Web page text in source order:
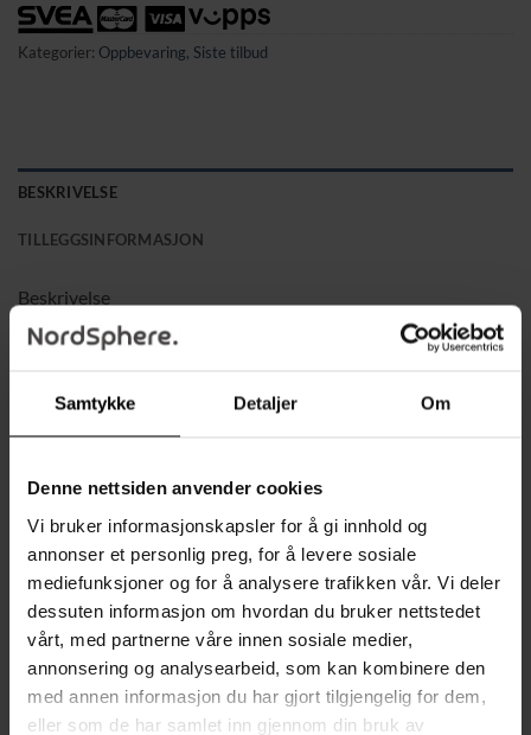
Samtykke Detaljer Om
Denne nettsiden anvender cookies
Vi bruker informasjonskapsler for å gi innhold og
annonser et personlig preg, for å levere sosiale
mediefunksjoner og for å analysere trafikken vår. Vi deler
dessuten informasjon om hvordan du bruker nettstedet
vårt, med partnerne våre innen sosiale medier,
annonsering og analysearbeid, som kan kombinere den
med annen informasjon du har gjort tilgjengelig for dem,
eller som de har samlet inn gjennom din bruk av
Kategorier: Oppbevaring, Siste tilbud
BESKRIVELSE
TILLEGGSINFORMASJON
Beskrivelse
Et perfekt supplement til møblene i gangen som samler
Gjennomtenkt vekt og stabil konstruksjon gjør at stativet
Kompakt størrelse gjør det enkelt å plassere i gang, entré
eller stue
Leveres med avtagbar plastdryppbakke som fanger opp
vann fra våte paraplyer
Hjelper til med å holde gulvet tørt og redusere smuss og
vannflekker